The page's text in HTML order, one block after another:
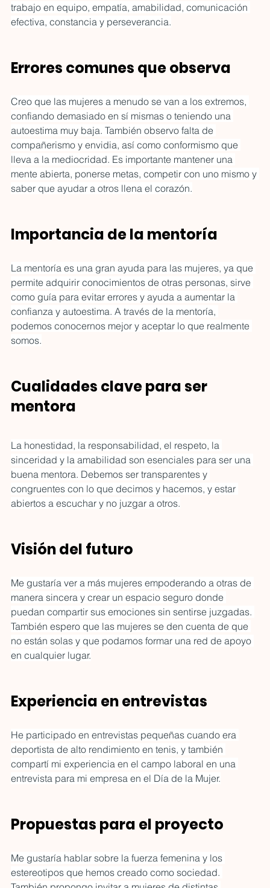
trabajo en equipo, empatía, amabilidad, comunicación
efectiva, constancia y perseverancia.
Errores comunes que observa
Creo que las mujeres a menudo se van a los extremos,
confiando demasiado en sí mismas o teniendo una
autoestima muy baja. También observo falta de
compañerismo y envidia, así como conformismo que
lleva a la mediocridad. Es importante mantener una
mente abierta, ponerse metas, competir con uno mismo y
saber que ayudar a otros llena el corazón.
Importancia de la mentoría
La mentoría es una gran ayuda para las mujeres, ya que
permite adquirir conocimientos de otras personas, sirve
como guía para evitar errores y ayuda a aumentar la
confianza y autoestima. A través de la mentoría,
podemos conocernos mejor y aceptar lo que realmente
somos.
Cualidades clave para ser
mentora
La honestidad, la responsabilidad, el respeto, la
sinceridad y la amabilidad son esenciales para ser una
buena mentora. Debemos ser transparentes y
congruentes con lo que decimos y hacemos, y estar
abiertos a escuchar y no juzgar a otros.
Visión del futuro
Me gustaría ver a más mujeres empoderando a otras de
manera sincera y crear un espacio seguro donde
puedan compartir sus emociones sin sentirse juzgadas.
También espero que las mujeres se den cuenta de que
no están solas y que podamos formar una red de apoyo
en cualquier lugar.
Experiencia en entrevistas
He participado en entrevistas pequeñas cuando era
deportista de alto rendimiento en tenis, y también
compartí mi experiencia en el campo laboral en una
entrevista para mi empresa en el Día de la Mujer.
Propuestas para el proyecto
Me gustaría hablar sobre la fuerza femenina y los
estereotipos que hemos creado como sociedad.